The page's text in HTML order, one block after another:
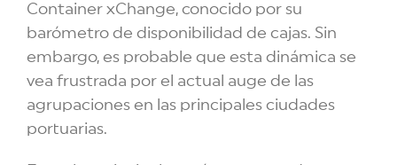
Container xChange, conocido por su
barómetro de disponibilidad de cajas. Sin
embargo, es probable que esta dinámica se
vea frustrada por el actual auge de las
agrupaciones en las principales ciudades
portuarias.